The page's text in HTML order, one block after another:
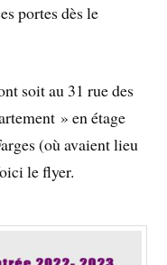
portes dès le
soit au 31 rue des
» en étage
(où avaient lieu
le flyer.